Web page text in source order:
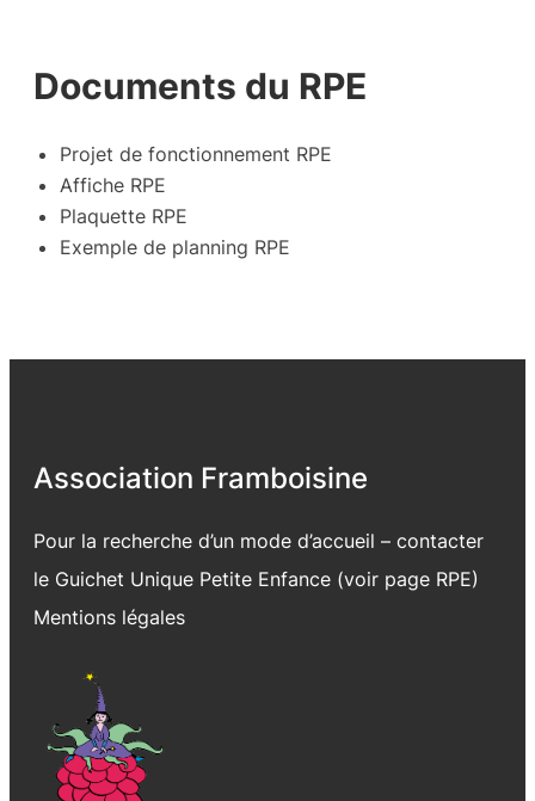
Documents du RPE
Projet de fonctionnement RPE
Affiche RPE
Plaquette RPE
Exemple de planning RPE
Association Framboisine
Pour la recherche d’un mode d’accueil – contacter
le Guichet Unique Petite Enfance (voir page RPE)
Mentions légales